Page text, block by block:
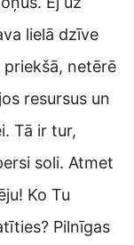
lielā dzīve
priekšā, netērē
resursus un
Tā ir tur,
soli. Atmet
Ko Tu
Pilnīgas